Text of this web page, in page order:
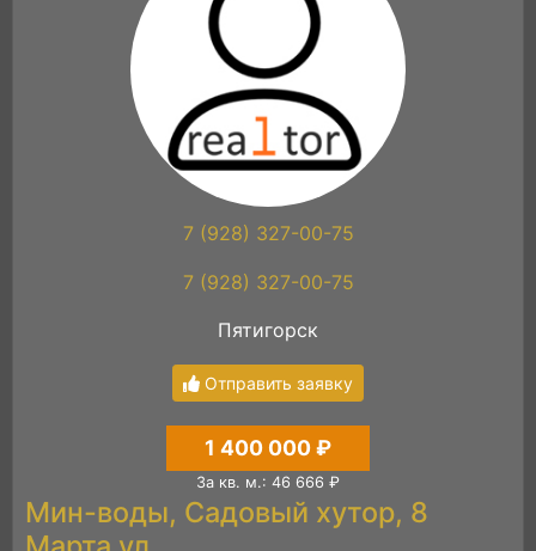
7 (928) 327-00-75
7 (928) 327-00-75
Пятигорск
Отправить заявку
1 400 000 ₽
За кв. м.: 46 666 ₽
Мин-воды, Садовый хутор, 8